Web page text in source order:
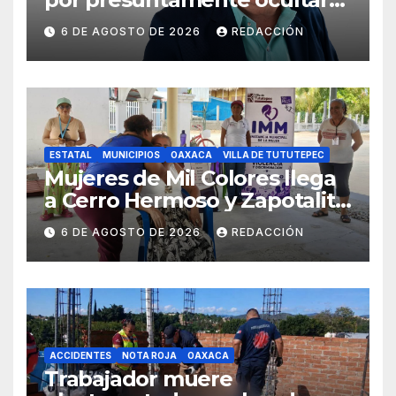
evidencias del caso
Ayotzinapa
6 DE AGOSTO DE 2026 REDACCIÓN
ESTATAL MUNICIPIOS OAXACA VILLA DE TUTUTEPEC
Mujeres de Mil Colores llega
a Cerro Hermoso y Zapotalito
para fortalecer redes de
apoyo y prevenir violencias
6 DE AGOSTO DE 2026 REDACCIÓN
ACCIDENTES NOTA ROJA OAXACA
Trabajador muere